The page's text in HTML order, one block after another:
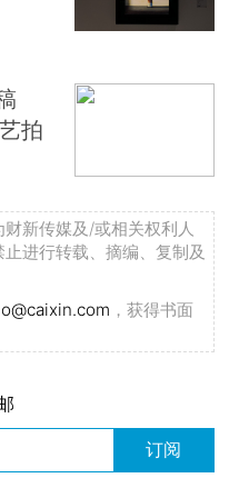
拍
新传媒及/或相关权利人
进行转载、摘编、复制及
，获得书面
订阅